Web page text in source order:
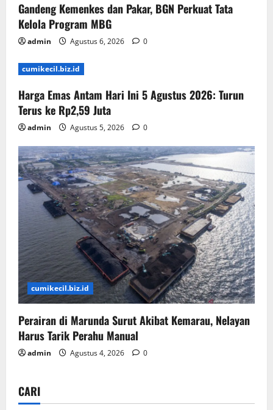
Gandeng Kemenkes dan Pakar, BGN Perkuat Tata
Kelola Program MBG
admin Agustus 6, 2026 0
cumikecil.biz.id
Harga Emas Antam Hari Ini 5 Agustus 2026: Turun
Terus ke Rp2,59 Juta
admin Agustus 5, 2026 0
cumikecil.biz.id
Perairan di Marunda Surut Akibat Kemarau, Nelayan
Harus Tarik Perahu Manual
admin Agustus 4, 2026 0
CARI